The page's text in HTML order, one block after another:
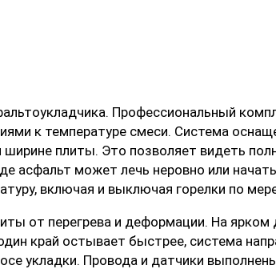
Профессиональный
к температуре смеси. Система
плиты. Это позволяет видеть
асфальт может лечь неровно или
включая и выключая горелки по
от перегрева и деформации. На ярком
край остывает быстрее, система
укладки. Провода и датчики